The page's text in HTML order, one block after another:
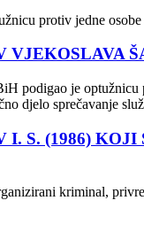
protiv jedne
podigao je optužnicu
djelo sprečavanje
I. S. (1986)
kriminal,